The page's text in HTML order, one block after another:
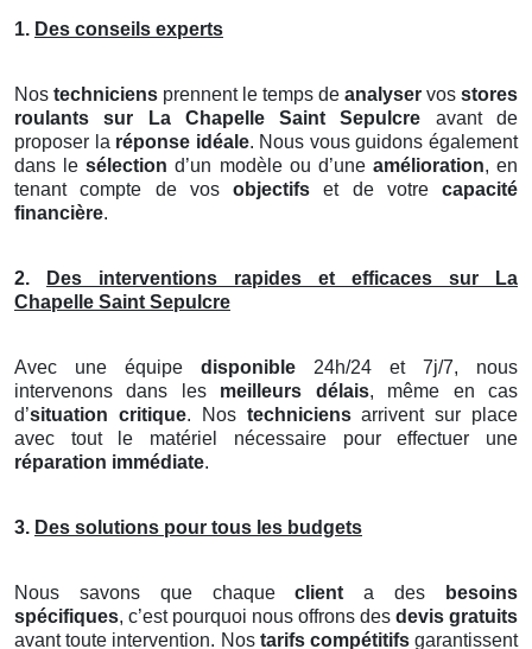
1. Des conseils experts
Nos techniciens prennent le temps de analyser vos stores
roulants
sur La Chapelle Saint Sepulcre avant de
proposer la réponse idéale. Nous vous guidons également
dans lesélection d’un modèle ou d’une amélioration, en
tenant compte de vos objectifs et de votre capacité
financière.
2.
Des interventions rapides et efficaces sur La
Chapelle Saint Sepulcre
Avec une équipe disponible 24h/24 et 7j/7, nous
intervenons dans les meilleurs délais, même en cas
d’situation critique. Nos techniciensarrivent sur place
avec tout le matériel nécessaire pour effectuer une
réparation immédiate.
3. Des solutions pour tous les budgets
Nous savons que chaqueclient a des
besoins
spécifiques, c’est pourquoi nous offrons des devis gratuits
avant toute intervention. Nos tarifs compétitifsgarantissent